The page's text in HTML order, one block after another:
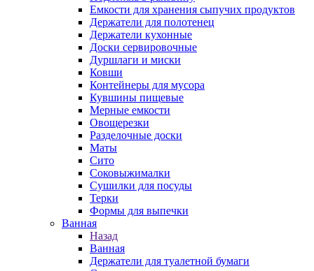
Емкости для хранения сыпучих продуктов
Держатели для полотенец
Держатели кухонные
Доски сервировочные
Дуршлаги и миски
Ковши
Контейнеры для мусора
Кувшины пищевые
Мерные емкости
Овощерезки
Разделочные доски
Маты
Сито
Соковыжималки
Сушилки для посуды
Терки
Формы для выпечки
Ванная
Назад
Ванная
Держатели для туалетной бумаги